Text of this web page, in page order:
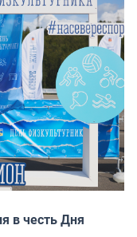
в честь Дня